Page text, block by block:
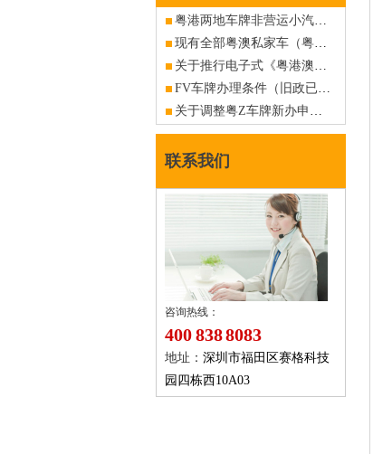
粤港两地车牌非营运小汽车免加签通行港珠澳大桥将试行，计划分两阶段实施
现有全部粤澳私家车（粤Z澳车牌）可申请加签通行港珠澳大桥
关于推行电子式《粤港澳机动车往来及驾驶人批准通知书》的公告
FV车牌办理条件（旧政已作废，仅供查阅）
关于调整粤Z车牌新办申请资料（港澳入境私人小汽车）的公告
联系我们
咨询热线：
400 838 8083
地址： 深圳市福田区赛格科技
园四栋西10A03